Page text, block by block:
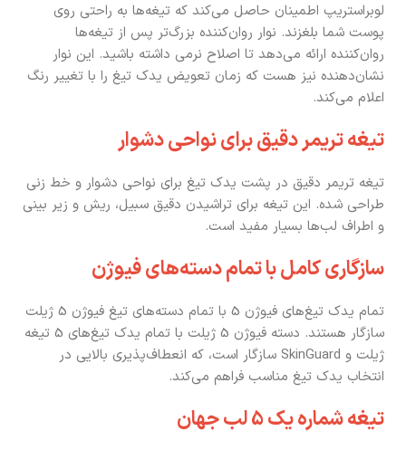
لوبراستریپ اطمینان حاصل می‌کند که تیغه‌ها به راحتی روی
پوست شما بلغزند. نوار روان‌کننده بزرگ‌تر پس از تیغه‌ها
روان‌کننده ارائه می‌دهد تا اصلاح نرمی داشته باشید. این نوار
نشان‌دهنده نیز هست که زمان تعویض یدک تیغ را با تغییر رنگ
اعلام می‌کند.
تیغه تریمر دقیق برای نواحی دشوار
تیغه تریمر دقیق در پشت یدک تیغ برای نواحی دشوار‌ و خط زنی
طراحی شده. این تیغه برای تراشیدن دقیق سبیل، ریش و زیر بینی
و اطراف لب‌ها بسیار مفید است.
سازگاری کامل با تمام دسته‌های فیوژن
تمام یدک تیغ‌های فیوژن 5 با تمام دسته‌های تیغ فیوژن 5 ژیلت
سازگار هستند. دسته فیوژن 5 ژیلت با تمام یدک تیغ‌های 5 تیغه
ژیلت و SkinGuard سازگار است، که انعطاف‌پذیری بالایی در
انتخاب یدک تیغ مناسب فراهم می‌کند.
تیغه شماره یک 5 لب جهان